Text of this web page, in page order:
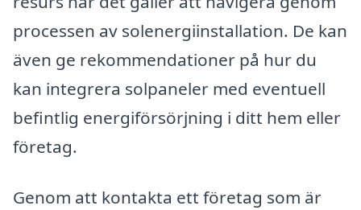
processen av solenergiinstallation. De kan
även ge rekommendationer på hur du
kan integrera solpaneler med eventuell
befintlig energiförsörjning i ditt hem eller
företag.
Genom att kontakta ett företag som är